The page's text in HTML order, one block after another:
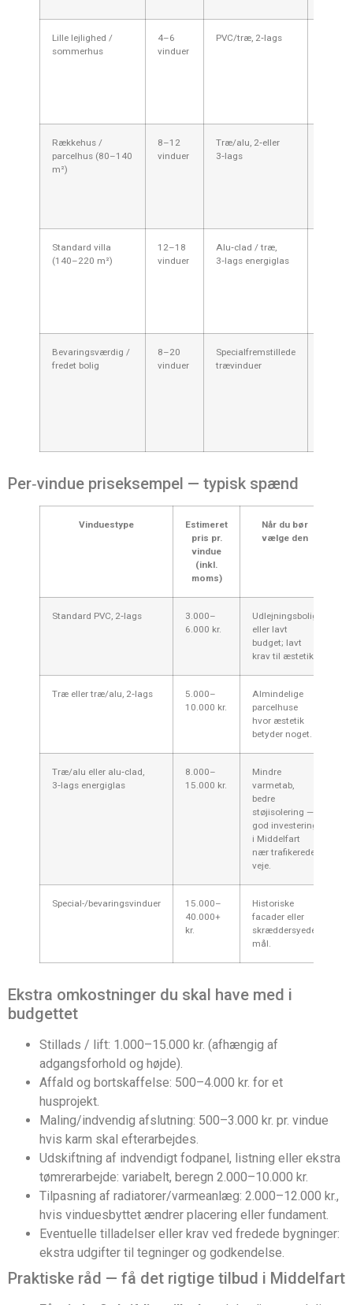
Lille lejlighed /
sommerhus
4–6
vinduer
PVC/træ, 2‑lags
Rækkehus /
parcelhus (80–140
m²)
8–12
vinduer
Træ/alu, 2‑eller
3‑lags
Standard villa
(140–220 m²)
12–18
vinduer
Alu‑clad / træ,
3‑lags energiglas
Bevaringsværdig /
fredet bolig
8–20
vinduer
Specialfremstillede
trævinduer
Per‑vindue priseksempel — typisk spænd
Vinduestype
Estimeret
pris pr.
vindue
(inkl.
moms)
Når du bør
vælge den
Standard PVC, 2‑lags
3.000–
6.000 kr.
Udlejningsbolig
eller lavt
budget; lavt
krav til æstetik.
Træ eller træ/alu, 2‑lags
5.000–
10.000 kr.
Almindelige
parcelhuse
hvor æstetik
betyder noget.
Træ/alu eller alu‑clad,
3‑lags energiglas
8.000–
15.000 kr.
Mindre
varmetab,
bedre
støjisolering —
god investering
i Middelfart
nær trafikerede
veje.
Special-/bevaringsvinduer
15.000–
40.000+
kr.
Historiske
facader eller
skræddersyede
mål.
Ekstra omkostninger du skal have med i
budgettet
Stillads / lift: 1.000–15.000 kr. (afhængig af
adgangsforhold og højde).
Affald og bortskaffelse: 500–4.000 kr. for et
husprojekt.
Maling/indvendig afslutning: 500–3.000 kr. pr. vindue
hvis karm skal efterarbejdes.
Udskiftning af indvendigt fodpanel, listning eller ekstra
tømrerarbejde: variabelt, beregn 2.000–10.000 kr.
Tilpasning af radiatorer/varmeanlæg: 2.000–12.000 kr.,
hvis vinduesbyttet ændrer placering eller fundament.
Eventuelle tilladelser eller krav ved fredede bygninger:
ekstra udgifter til tegninger og godkendelse.
Praktiske råd — få det rigtige tilbud i Middelfart